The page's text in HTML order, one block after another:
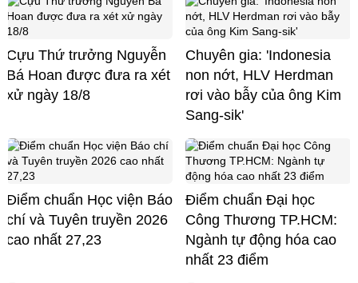
Cựu Thứ trưởng Nguyễn
Bá Hoan được đưa ra xét
xử ngày 18/8
Chuyên gia: 'Indonesia
non nớt, HLV Herdman
rơi vào bẫy của ông Kim
Sang-sik'
Điểm chuẩn Học viện Báo
chí và Tuyên truyền 2026
cao nhất 27,23
Điểm chuẩn Đại học
Công Thương TP.HCM:
Ngành tự động hóa cao
nhất 23 điểm